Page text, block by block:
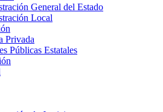
General del Estado
Local
Privada
Públicas Estatales